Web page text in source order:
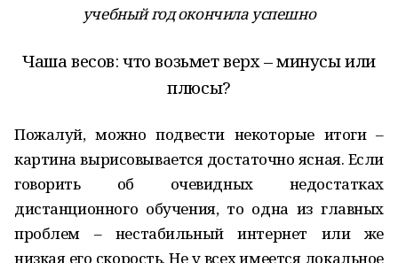
учебный год окончила успешно
Чаша весов: что возьмет верх – минусы или
плюсы?
Пожалуй, можно подвести некоторые итоги –
картина вырисовывается достаточно ясная. Если
говорить об очевидных недостатках
дистанционного обучения, то одна из главных
проблем – нестабильный интернет или же
низкая его скорость. Не у всех имеется локальное